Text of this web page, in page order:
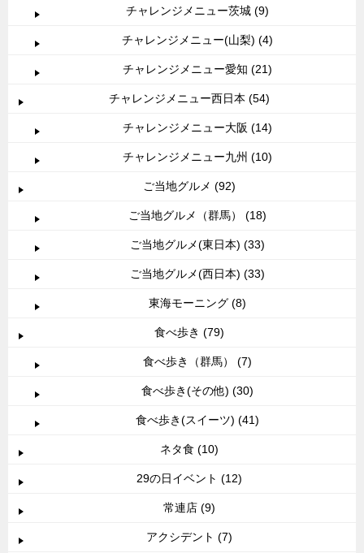
チャレンジメニュー茨城 (9)
チャレンジメニュー(山梨) (4)
チャレンジメニュー愛知 (21)
チャレンジメニュー西日本 (54)
チャレンジメニュー大阪 (14)
チャレンジメニュー九州 (10)
ご当地グルメ (92)
ご当地グルメ（群馬） (18)
ご当地グルメ(東日本) (33)
ご当地グルメ(西日本) (33)
東海モーニング (8)
食べ歩き (79)
食べ歩き（群馬） (7)
食べ歩き(その他) (30)
食べ歩き(スイーツ) (41)
ネタ食 (10)
29の日イベント (12)
常連店 (9)
アクシデント (7)